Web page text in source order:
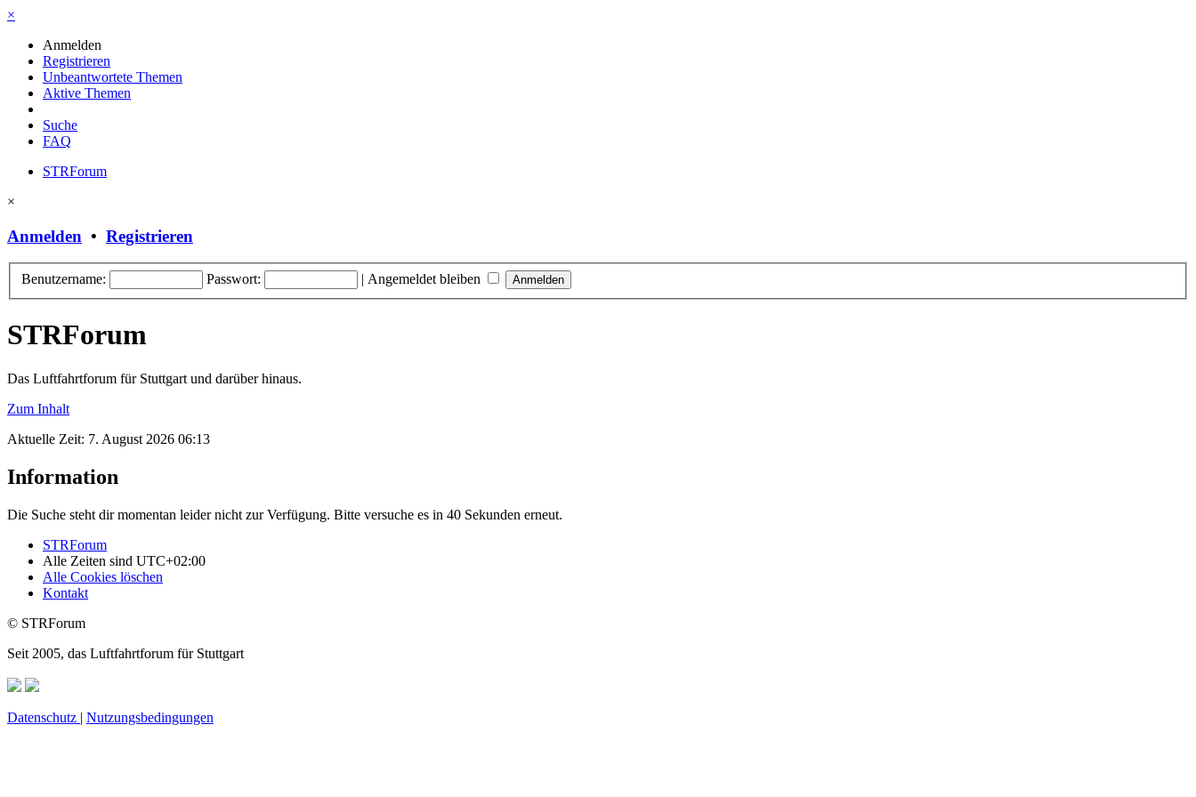
×
Anmelden
Registrieren
Unbeantwortete Themen
Aktive Themen
Suche
FAQ
STRForum
×
Anmelden • Registrieren
Benutzername: Passwort: | Angemeldet bleiben
STRForum
Das Luftfahrtforum für Stuttgart und darüber hinaus.
Zum Inhalt
Aktuelle Zeit: 7. August 2026 06:13
Information
Die Suche steht dir momentan leider nicht zur Verfügung. Bitte versuche es in 40 Sekunden erneut.
STRForum
Alle Zeiten sind UTC+02:00
Alle Cookies löschen
Kontakt
© STRForum
Seit 2005, das Luftfahrtforum für Stuttgart
Datenschutz | Nutzungsbedingungen